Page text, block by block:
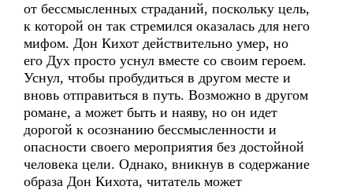
от бессмысленных страданий, поскольку цель,
к которой он так стремился оказалась для него
мифом. Дон Кихот действительно умер, но
его Дух просто уснул вместе со своим героем.
Уснул, чтобы пробудиться в другом месте и
вновь отправиться в путь. Возможно в другом
романе, а может быть и наяву, но он идет
дорогой к осознанию бессмысленности и
опасности своего мероприятия без достойной
человека цели. Однако, вникнув в содержание
образа Дон Кихота, читатель может